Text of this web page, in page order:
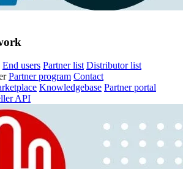
End users Partner list Distributor list
Partner program Contact
Knowledgebase Partner portal
API